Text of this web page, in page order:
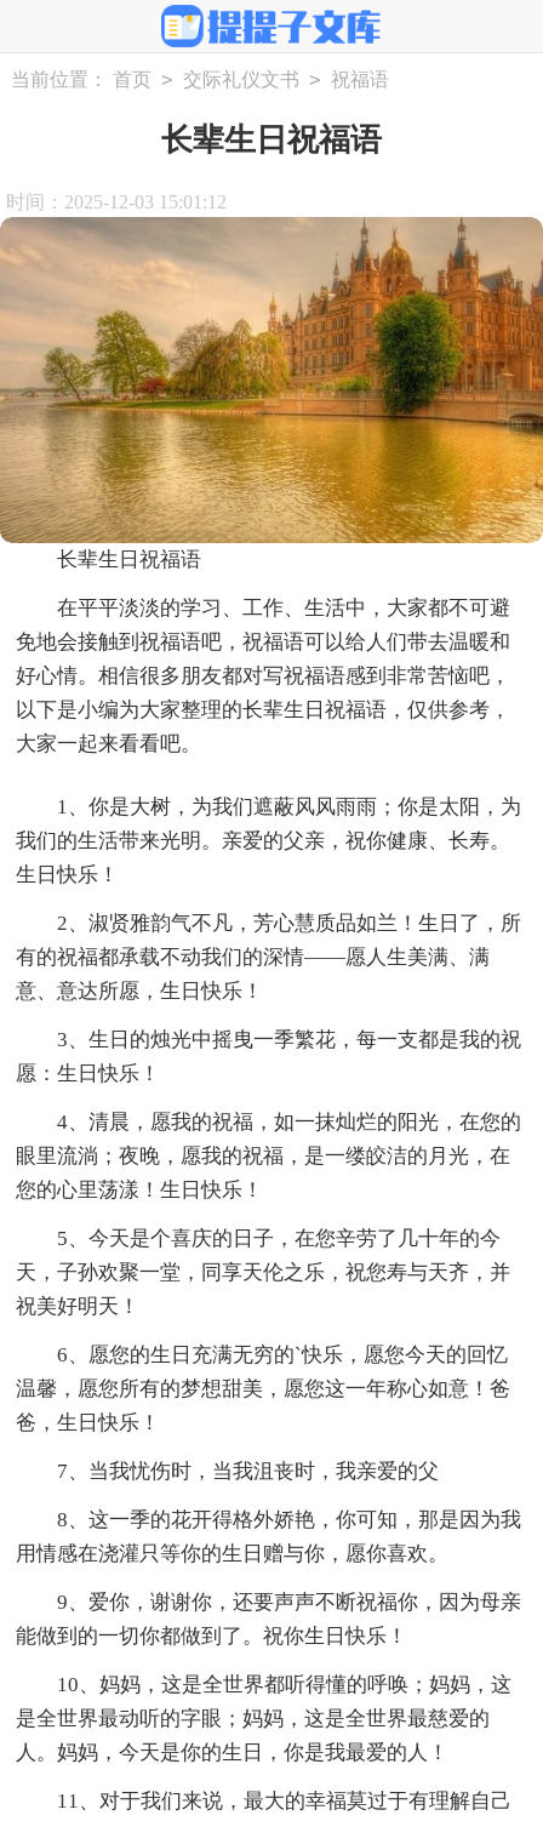
当前位置： 首页 > 交际礼仪文书 > 祝福语
长辈生日祝福语
时间：2025-12-03 15:01:12
长辈生日祝福语
在平平淡淡的学习、工作、生活中，大家都不可避
免地会接触到祝福语吧，祝福语可以给人们带去温暖和
好心情。相信很多朋友都对写祝福语感到非常苦恼吧，
以下是小编为大家整理的长辈生日祝福语，仅供参考，
大家一起来看看吧。
1、你是大树，为我们遮蔽风风雨雨；你是太阳，为
我们的生活带来光明。亲爱的父亲，祝你健康、长寿。
生日快乐！
2、淑贤雅韵气不凡，芳心慧质品如兰！生日了，所
有的祝福都承载不动我们的深情——愿人生美满、满
意、意达所愿，生日快乐！
3、生日的烛光中摇曳一季繁花，每一支都是我的祝
愿：生日快乐！
4、清晨，愿我的祝福，如一抹灿烂的阳光，在您的
眼里流淌；夜晚，愿我的祝福，是一缕皎洁的月光，在
您的心里荡漾！生日快乐！
5、今天是个喜庆的日子，在您辛劳了几十年的今
天，子孙欢聚一堂，同享天伦之乐，祝您寿与天齐，并
祝美好明天！
6、愿您的生日充满无穷的`快乐，愿您今天的回忆
温馨，愿您所有的梦想甜美，愿您这一年称心如意！爸
爸，生日快乐！
7、当我忧伤时，当我沮丧时，我亲爱的父
8、这一季的花开得格外娇艳，你可知，那是因为我
用情感在浇灌只等你的生日赠与你，愿你喜欢。
9、爱你，谢谢你，还要声声不断祝福你，因为母亲
能做到的一切你都做到了。祝你生日快乐！
10、妈妈，这是全世界都听得懂的呼唤；妈妈，这
是全世界最动听的字眼；妈妈，这是全世界最慈爱的
人。妈妈，今天是你的生日，你是我最爱的人！
11、对于我们来说，最大的幸福莫过于有理解自己